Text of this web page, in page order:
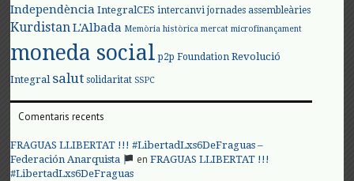
Independència IntegralCES intercanvi jornades assembleàries
KurdistanL'Albada Memòria històrica mercat microfinançament
moneda social p2p Foundation Revolució
Integral salut solidaritat SSPC
Comentaris recents
FRAGUAS LLIBERTAT !!! #LibertadLxs6DeFraguas –
Federación Anarquista
enFRAGUAS LLIBERTAT !!!
#LibertadLxs6DeFraguas